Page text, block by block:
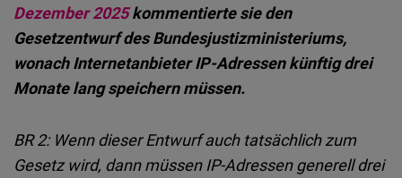
Dezember 2025kommentierte sie den
Gesetzentwurf des Bundesjustizministeriums,
wonach Internetanbieter IP-Adressen künftig drei
Monate lang speichern müssen.
BR 2: Wenn dieser Entwurf auch tatsächlich zum
Gesetz wird, dann müssen IP-Adressen generell drei
Cloudinary
Flickr
Embed
Newsletter2go
Embed